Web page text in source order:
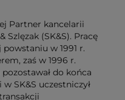
Partner kancelarii
Szlęzak (SK&S). Pracę
w 1991 r.
zaś w 1996 r.
do końca
SK&S uczestniczył